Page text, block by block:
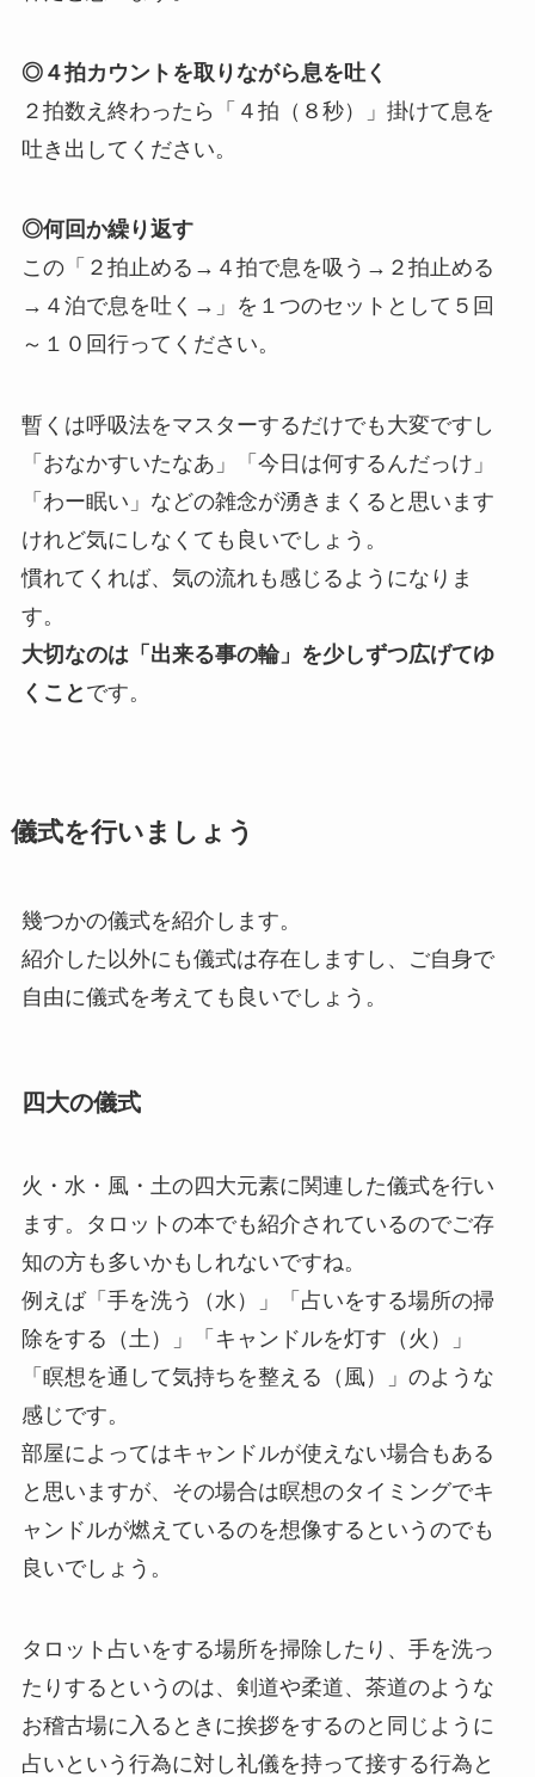
◎４拍カウントを取りながら息を吐く
２拍数え終わったら「４拍（８秒）」掛けて息を
吐き出してください。
◎何回か繰り返す
この「２拍止める→４拍で息を吸う→２拍止める
→４泊で息を吐く→」を１つのセットとして５回
～１０回行ってください。
暫くは呼吸法をマスターするだけでも大変ですし
「おなかすいたなあ」「今日は何するんだっけ」
「わー眠い」などの雑念が湧きまくると思います
けれど気にしなくても良いでしょう。
慣れてくれば、気の流れも感じるようになりま
す。
大切なのは「出来る事の輪」を少しずつ広げてゆ
くこと です。
儀式を行いましょう
幾つかの儀式を紹介します。
紹介した以外にも儀式は存在しますし、ご自身で
自由に儀式を考えても良いでしょう。
四大の儀式
火・水・風・土の四大元素に関連した儀式を行い
ます。タロットの本でも紹介されているのでご存
知の方も多いかもしれないですね。
例えば「手を洗う（水）」「占いをする場所の掃
除をする（土）」「キャンドルを灯す（火）」
「瞑想を通して気持ちを整える（風）」のような
感じです。
部屋によってはキャンドルが使えない場合もある
と思いますが、その場合は瞑想のタイミングでキ
ャンドルが燃えているのを想像するというのでも
良いでしょう。
タロット占いをする場所を掃除したり、手を洗っ
たりするというのは、剣道や柔道、茶道のような
お稽古場に入るときに挨拶をするのと同じように
占いという行為に対し礼儀を持って接する行為と